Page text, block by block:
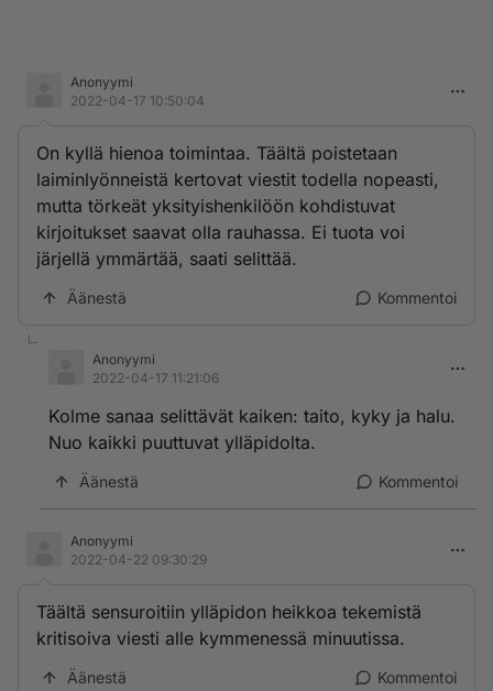
Anonyymi
2022-04-17 10:50:04
On kyllä hienoa toimintaa. Täältä poistetaan
laiminlyönneistä kertovat viestit todella nopeasti,
mutta törkeät yksityishenkilöön kohdistuvat
kirjoitukset saavat olla rauhassa. Ei tuota voi
järjellä ymmärtää, saati selittää.
Äänestä Kommentoi
Anonyymi
2022-04-17 11:21:06
Kolme sanaa selittävät kaiken: taito, kyky ja halu.
Nuo kaikki puuttuvat ylläpidolta.
Äänestä Kommentoi
Anonyymi
2022-04-22 09:30:29
Täältä sensuroitiin ylläpidon heikkoa tekemistä
kritisoiva viesti alle kymmenessä minuutissa.
Äänestä Kommentoi